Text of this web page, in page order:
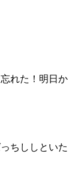
れた！明日か
ちししといた